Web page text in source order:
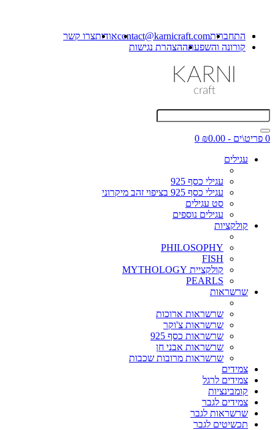
התחברותcontact@karnicraft.comאודותצרו קשר
קורונה והשפעתההצהרת נגישות
0 פריט\ים - ₪0.00
0
עגילים
עגילי כסף 925
עגילי כסף 925 בציפוי זהב מיקרוני
סט עגילים
עגילים נוספים
קולקציות
PHILOSOPHY
FISH
קולקציית MYTHOLOGY
PEARLS
שרשראות
שרשראות ארוכות
שרשראות צ'וקר
שרשראות כסף 925
שרשראות אבני חן
שרשראות מרובות שכבות
צמידים
צמידים לרגל
קומבינציות
צמידים לגבר
שרשראות לגבר
תכשיטים לגבר